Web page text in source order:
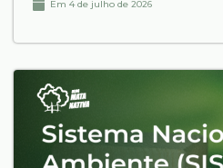
Em 4 de julho de 2026